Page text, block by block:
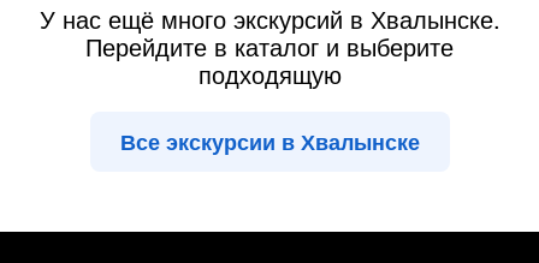
У нас ещё много экскурсий в Хвалынске.
Перейдите в каталог и выберите
подходящую
Все экскурсии в Хвалынске